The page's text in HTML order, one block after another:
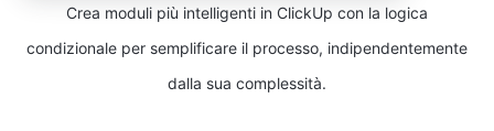
Crea moduli più intelligenti in ClickUp con la logica
condizionale per semplificare il processo, indipendentemente
dalla sua complessità.